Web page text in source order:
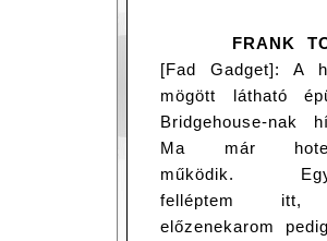
FRANK
[Fad Gadget]: A
mögött látható
Bridgehouse-nak
Ma már
működik.
felléptem
előzenekarom